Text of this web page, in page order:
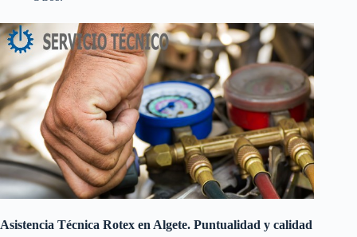
Asistencia Técnica Rotex en Algete. Puntualidad y calidad